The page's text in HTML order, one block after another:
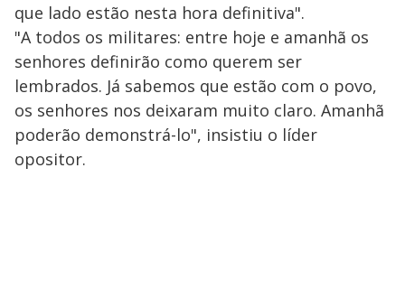
que lado estão nesta hora definitiva".
"A todos os militares: entre hoje e amanhã os
senhores definirão como querem ser
lembrados. Já sabemos que estão com o povo,
os senhores nos deixaram muito claro. Amanhã
poderão demonstrá-lo", insistiu o líder
opositor.